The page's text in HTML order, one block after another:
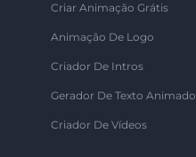
Criar Animação Grátis
Animação De Logo
Criador De Intros
Gerador De Texto Animado
Criador De Vídeos